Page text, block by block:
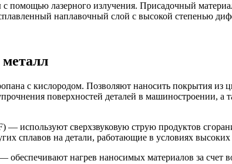
помощью лазерного излучения. Присадочный
наплавочный слой с высокой степенью
с кислородом. Позволяют наносить покрытия из
поверхностей деталей в машиностроении, а
используют сверхзвуковую струю продуктов
сплавов на детали, работающие в условиях высоких
нагрев наносимых материалов за счет